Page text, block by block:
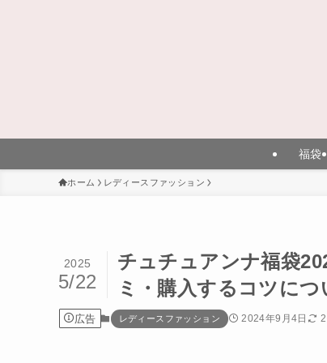
福袋
ホーム レディースファッション
チュチュアンナ福袋
ミ・購入するコツにつ
2025
5/22
広告 レディースファッション 2024年9月4日